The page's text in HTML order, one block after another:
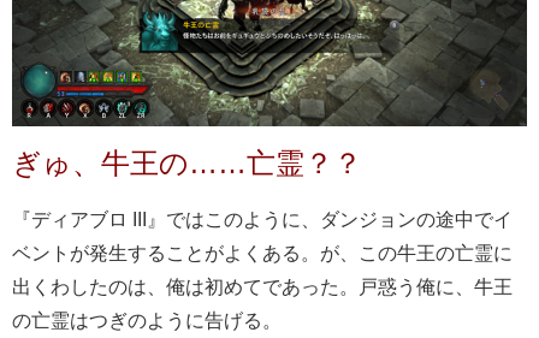
ぎゅ、牛王の……亡霊？？
『ディアブロ III』ではこのように、ダンジョンの途中でイ
ベントが発生することがよくある。が、この牛王の亡霊に
出くわしたのは、俺は初めてであった。戸惑う俺に、牛王
の亡霊はつぎのように告げる。